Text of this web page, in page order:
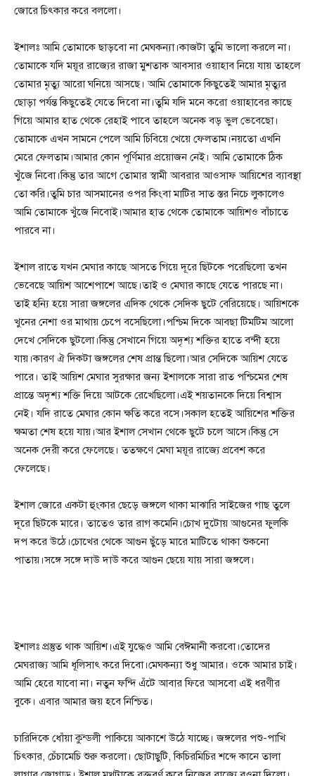
জোরে চিৎকার করে বললো।
ইশালঃ আমি তোমাকে ছাড়বো না মেঘকন্যা।কাজটা তুমি ভালো করলে না।
তোমাকে যদি ময়ূর রাজ্যের রাজা মুশতাক আবসার ওয়াহাব নিয়ে যায় তাহলে
তোমার মৃত্যু আরো ঘনিয়ে আসছে। আমি তোমাকে কিছুতেই আমার মৃত্যুর
ছোড়া পর্যন্ত কিছুতেই যেতে দিবো না।তুমি যদি মনে করো ওয়াহাবের কাছে
গিয়ে আমার হাত থেকে রেহাই পাবে তাহলে অনেক বড় ভুল ভেবেছো।
তোমাকে এখন সামনে পেলে আমি চিবিয়ে খেয়ে ফেলতাম।নয়তো এখনি
মেরে ফেলতাম।আমার কোন পূর্ণিমার প্রয়োজন নেই। আমি তোমাকে ঠিক
খুঁজে নিবো।কিন্তু তার আগে তোমার স্বামী আবরার আওসাফ আয়িশের ব্যাবস্থা
তো করি।তুমি চার আসমানের ওপর কিংবা মাটির সাত স্তর নিচে লুকালেও
আমি তোমাকে খুঁজে নিবোই।আমার হাত থেকে তোমাকে আয়িশও বাঁচাতে
পারবে না।
ইশাল রাতে যখন মেঘার কাছে আসতে গিয়ে দূরে ছিটকে পরেছিলো তখন
ভেবেছে আয়িশ আশেপাশে আছে।তাই ও মেঘার কাছে যেতে পারছে না।
তাই হন্যি হয়ে সারা জঙ্গলের এদিক থেকে সেদিক ছুটে বেরিয়েছে। আয়িশকে
খুনের নেশা ওর মাথায় চেপে বসেছিলো।পশ্চিম দিকে আবছা টিমটিম আলো
দেখে সেদিকে ছুটলো।কিন্তু সেখানে গিয়ে অদৃশ্য শক্তির হাতে বন্দী হয়ে
যায়।কারণ ঐ দিকটা জঙ্গলের শেষ প্রান্ত ছিলো।আর সেদিকে আয়িশ যেতে
পারে। তাই আয়িশ মেঘার সুরক্ষার জন্য ইশালকে সারা রাত পশ্চিমের শেষ
প্রান্তে অদৃশ্য শক্তি দিয়ে আটকে রেখেছিলো।এই শয়তানকে দিয়ে বিশ্বাস
নেই। যদি রাতে মেঘার কোন ক্ষতি করে বসে।সকাল হতেই আয়িশের শক্তির
ক্ষমতা শেষ হয়ে যায়।আর ইশাল সেখান থেকে ছুটে চলে আসে।কিন্তু সে
অনেক দেরী করে ফেলেছে। ততক্ষণে মেঘা ময়ূর রাজ্যে প্রবেশ করে
ফেলেছে।
ইশাল জোরে একটা হুংকার ছেড়ে জঙ্গলে থাকা মাঝারি সাইজের গাছ তুলে
দূরে ছিটকে মারে। তাতেও তার রাগ কমেনি।চোখ দুটোয় আগুনের ফুলকি
দপ করে উঠে।চোখের থেকে আগুন ছুঁড়ে মারে মাটিতে থাকা শুকনো
পাতায়।সঙ্গে সঙ্গে দাউ দাউ করে আগুন ছেয়ে যায় সারা জঙ্গলে।
ইশালঃ প্রস্তুত থাক আয়িশ।এই যুদ্ধেও আমি বেঈমানী করবো।তোদের
মেঘরাজ্য আমি ধূলিসাৎ করে দিবো।মেঘকন্যা শুধু আমার। ওকে আমার চাই।
আমি হেরে যাবো না। নতুন ফন্দি এঁটে আবার ফিরে আসবো এই ধরণীর
বুকে। এবার আমার জয় হবে নিশ্চিত।
চারিদিকে ধোঁয়া কুন্ডলী পাকিয়ে আকাশে উঠে যাচ্ছে। জঙ্গলের পশু-পাখি
চিৎকার, চেঁচামেচি শুরু করলো। ছোটাছুটি, কিচিরমিচির শব্দে কানে তালা